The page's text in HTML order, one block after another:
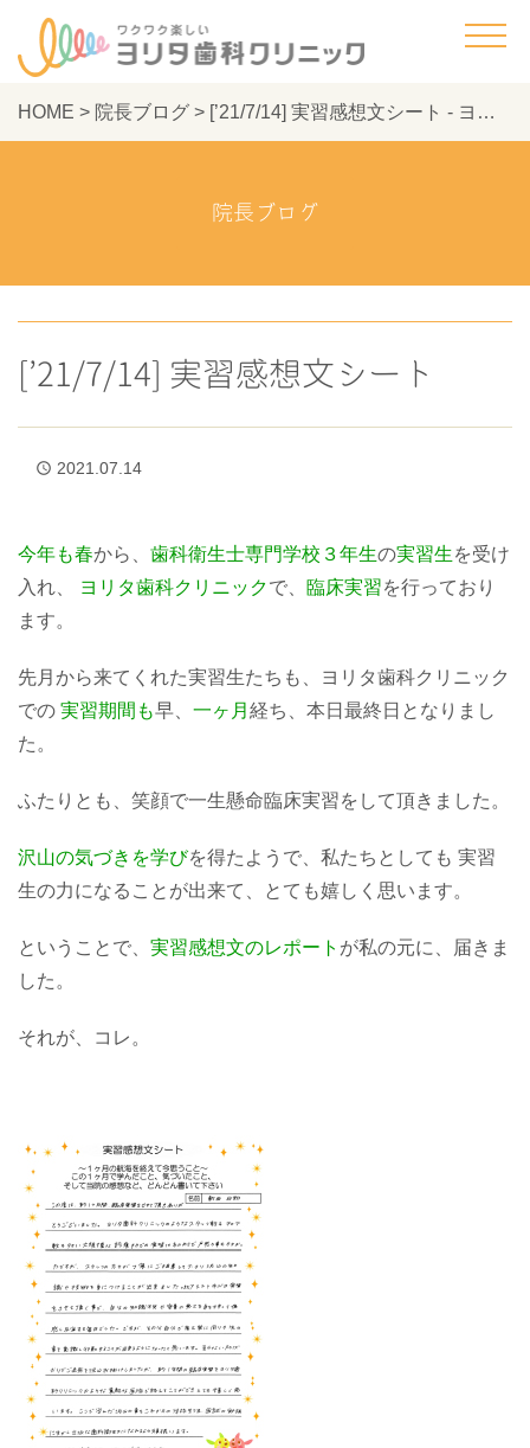
HOME > 院長ブログ > [’21/7/14] 実習感想文シート - ヨリタ歯科クリニック
院長ブログ
[’21/7/14] 実習感想文シート
access_time 2021.07.14
今年も春から、 歯科衛生士専門学校 ３年生の実習生を受け
入れ、
ヨリタ歯科クリニックで、 臨床実習を行っており
ます。
先月から来てくれた実習生たちも、ヨリタ歯科クリニック
での 実習期間も早、 一ヶ月 経ち、本日最終日となりまし
た。
ふたりとも、笑顔で一生懸命臨床実習をして頂きました。
沢山の気づきを学びを得たようで、私たちとしても 実習
生の力になることが出来て、とても嬉しく思います。
ということで、 実習感想文のレポート が私の元に、届きま
した。
それが、コレ。